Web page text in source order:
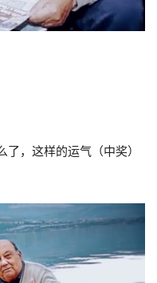
，这样的运气（中奖）